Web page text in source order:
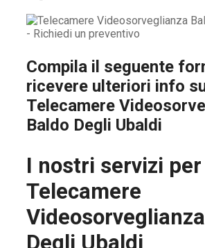
Compila il seguente
ricevere ulteriori info
Telecamere
Baldo Degli Ubaldi
I nostri servizi per
Telecamere
Degli Ubaldi